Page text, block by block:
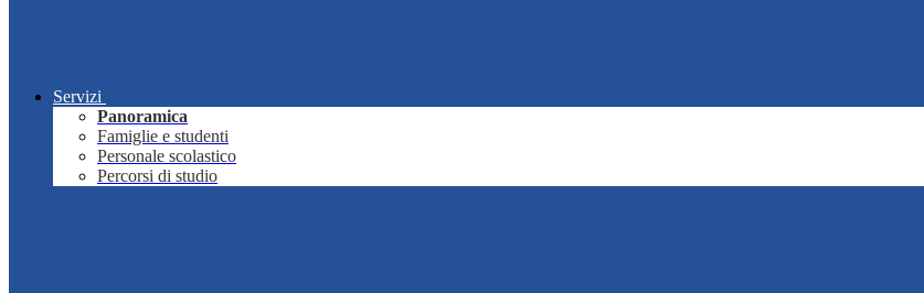
Servizi
Panoramica
Famiglie e studenti
Personale scolastico
Percorsi di studio